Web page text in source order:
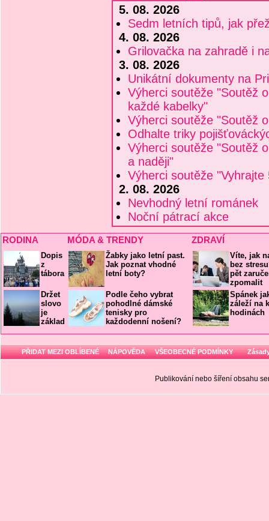
5. 08. 2026
Sedm letních tipů, jak
4. 08. 2026
Grilovačka na zahradě i
3. 08. 2026
Unikátní dokumenty na
Výherci soutěže "Soutěž
každé kabelky"
Výherci soutěže "Soutěž
Odhalte triky
Výherci soutěže "Soutěž
a naději"
Výherci soutěže
2. 08. 2026
Nevhodný letní románek
Noční pátrací akce
RODINA MÓDA & TRENDY ZDRAVÍ
Dopis
z
tábora
Držet
slovo
je
základ
Žabky jako letní past.
Jak poznat vhodné
letní boty?
Podle čeho vybrat
pohodlné dámské
tenisky pro
každodenní nošení?
Víte, jak
bez
pět
zpomalit
Spánek
záleží na
hodinách
PŘIDAT MEZI OBLÍBENÉ NÁPOVĚDA VŠEOBECNÉ PODMÍNKY
Publikování nebo šíření obsahu